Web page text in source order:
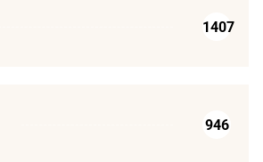
1407
946